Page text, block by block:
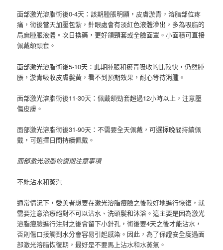
面部激光溶脂術後0-4天：該期腫脹明顯，皮膚淤青，溶脂部位疼
痛，術後當天加壓包紮，針眼處會有淡紅色液體滲出，多為吸脂的
局麻腫脹液體。次日換藥，更好頜頸套或全臉面罩。小面積可直接
佩戴頜頸套。
面部激光溶脂術後5-10天：此期腫脹和瘀青吸收的比較快，仍然腫
脹，淤青吸收皮膚髮黃，看不到預期效果，耐心等待消腫。
面部激光溶脂術後11-30天：佩戴頜勁套超過12小時以上，注意壓
傷皮膚。
面部激光溶脂術後31-90天：不需要全天佩戴，可選擇晚間持續佩
戴，可選擇日間持續佩戴。
面部激光溶脂恢復期注意事項
不能沾水和蒸汽
通常情況下，愛美者想要在激光溶脂瘦臉之後較好地進行恢復，就
需要注意治療絕對不可以沾水、洗頭髮和沐浴。這主要是因為激光
溶脂瘦臉進行注射之後會留下小針孔，術後要4天之後才能沾水，
否則傷口接觸到水分會容易引起感染。 因此，為了保證安全度過面
部激光溶脂恢復期，最好是不要馬上沾水和水蒸氣。